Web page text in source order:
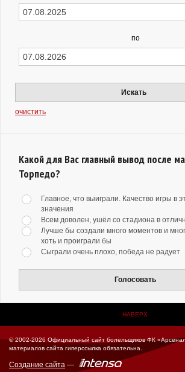
по
Искать
очистить
Какой для Вас главный вывод после
Торпедо?
Главное, что выиграли. Качество игры в
значения
Всем доволен, ушёл со стадиона в
Лучше бы создали много моментов и
хоть и проиграли бы
Сыграли очень плохо, победа не радует
Голосовать
НАВЕРХ
© 2002-2026 Официальный сайт болельщиков ФК
материалов сайта гиперссылка обязательна.
Создание сайта —